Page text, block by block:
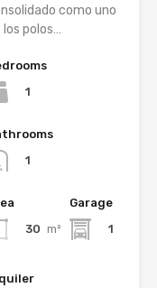
como uno
los polos…
1
1
30 m²
Garage
1